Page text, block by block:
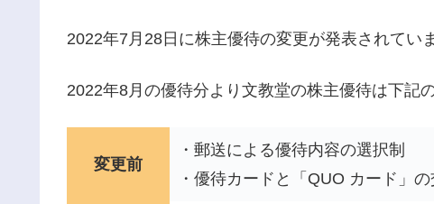
2022年7月28日に株主優待の変更が発表されていま
2022年8月の優待分より文教堂の株主優待は下記
変更前
・郵送による優待内容の選択制
・優待カードと「QUO カード」の